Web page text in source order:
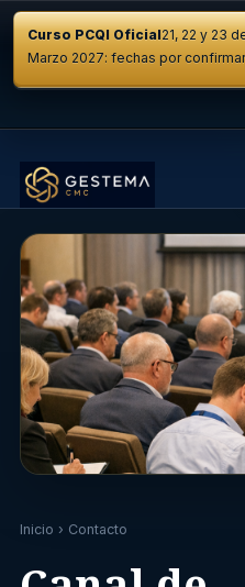
Curso PCQI Oficial21, 22 y 23
Marzo 2027: fechas por confirmar
Inicio › Contacto